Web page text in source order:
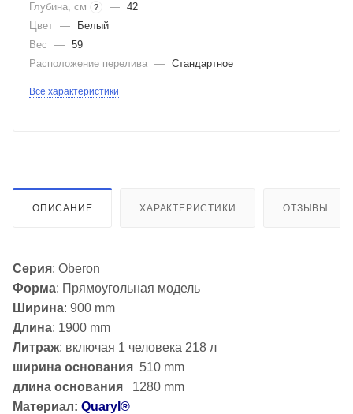
Глубина, см
? — 42
Цвет —
Белый
Вес
— 59
Расположение перелива — Стандартное
Все характеристики
ОПИСАНИЕ ХАРАКТЕРИСТИКИ ОТЗЫВЫ
Серия: Oberon
Форма: Прямоугольная модель
Ширина: 900 mm
Длина: 1900 mm
Литраж: включая 1 человека 218 л
ширина основания 510 mm
длина основания 1280 mm
Материал: Quaryl®